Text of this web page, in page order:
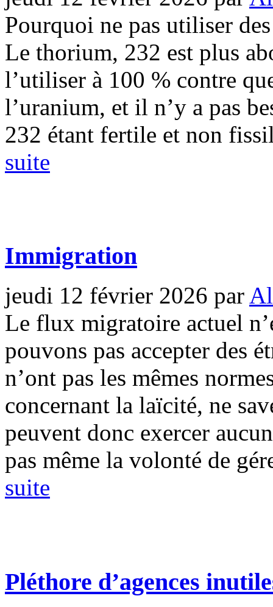
Pourquoi ne pas utiliser
Le thorium, 232 est plus
l’utiliser à 100 % contre
l’uranium, et il n’y a pas
232 étant fertile et non
suite
Immigration
jeudi 12 février 2026 par
Le flux migratoire actuel
pouvons pas accepter des
n’ont pas les mêmes
concernant la laïcité, ne
peuvent donc exercer
pas même la volonté de
suite
Pléthore d’agences